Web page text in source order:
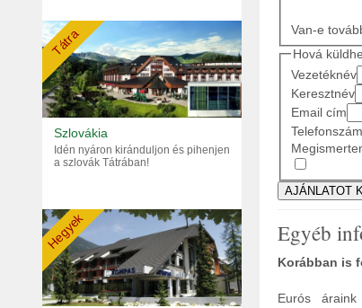
Tátra
Szlovákia
Idén nyáron kiránduljon és pihenjen
a szlovák Tátrában!
Hegyek
Van-e
Hová
Vezetéknév
Keresztnév
Email cím
Telefonszám
Egyéb
Korábban is
Eurós